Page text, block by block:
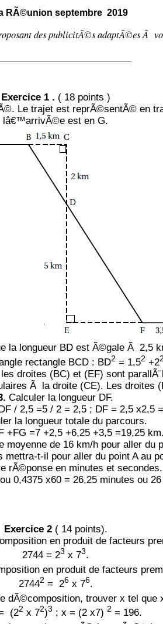
RÃ©union septembre 2019
des publicitÃ©s adaptÃ©es Ã
Exercice 1 . ( 18 points )
Le trajet est reprÃ©sentÃ© en
lâ€™arrivÃ©e est en G.
la longueur BD est Ã©gale Ã 2,5
rectangle BCD : BD2 = 1,52 +22
droites (BC) et (EF) sont
Ã la droite (CE). Les droites
Calculer la longueur DF.
/ 2,5 =5 / 2 = 2,5 ; DF = 2,5 x2,5
la longueur totale du parcours.
+FG =7 +2,5 +6,25 +3,5 =19,25 km.
de 16 km/h pour aller du
mettra-t-il pour aller du point A au
rÃ©ponse en minutes et secondes.
0,4375 x60 = 26,25 minutes ou
Exercice 2( 14 points).
en produit de facteurs
2744 = 23 x 73.
en produit de facteurs
27442 = 26x 76.
dÃ©composition, trouver x tel que
(22 x 72)3 ; x = (2 x7) 2 = 196.